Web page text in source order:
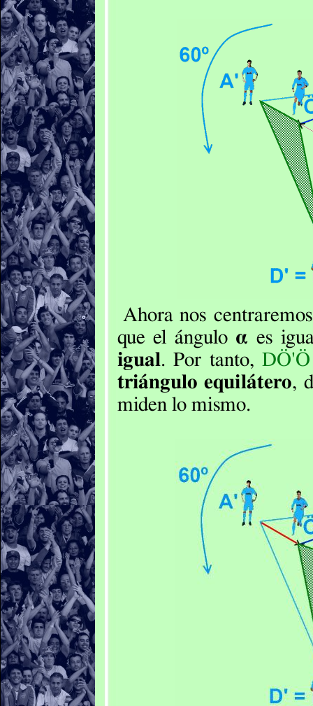
Ahora nos
que el ángulo α es
igual. Por tanto,DÖ'Ö
triángulo equilátero,
miden lo mismo.